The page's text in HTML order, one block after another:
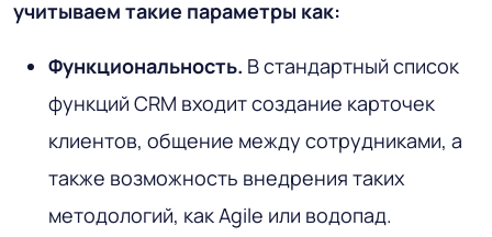
учитываем такие параметры как:
Функциональность. В стандартный список
функций CRM входит создание карточек
клиентов, общение между сотрудниками, а
также возможность внедрения таких
методологий, как Agile или водопад.